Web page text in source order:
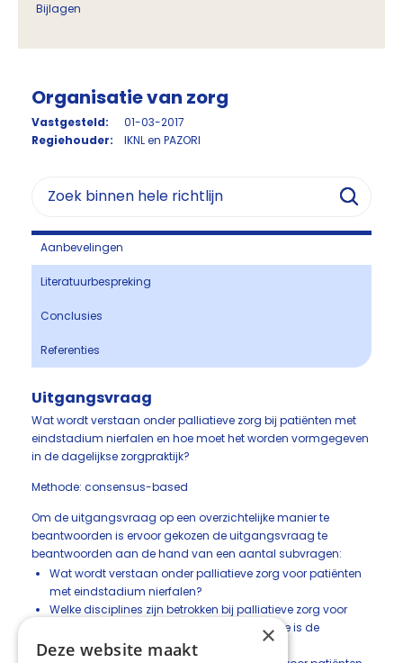
Bijlagen
Organisatie van zorg
Vastgesteld:
01-03-2017
Regiehouder:
IKNL en PAZORI
Aanbevelingen
Literatuurbespreking
Conclusies
Referenties
Uitgangsvraag
Wat wordt verstaan onder palliatieve zorg bij patiënten met
eindstadium nierfalen en hoe moet het worden vormgegeven
in de dagelijkse zorgpraktijk?
Methode: consensus-based
Om de uitgangsvraag op een overzichtelijke manier te
beantwoorden is ervoor gekozen de uitgangsvraag te
beantwoorden aan de hand van een aantal subvragen:
Wat wordt verstaan onder palliatieve zorg voor patiënten
met eindstadium nierfalen?
Welke disciplines zijn betrokken bij palliatieve zorg voor
patiënten met eindstadium nierfalen en hoe is de
taakverdeling?
×
Deze website maakt